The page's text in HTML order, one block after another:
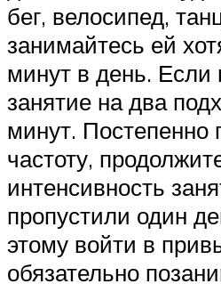
бег, велосипед,
занимайтесь ей
минут в день. Если
занятие на два
минут.
частоту,
интенсивность
пропустили один
этому войти в
обязательно